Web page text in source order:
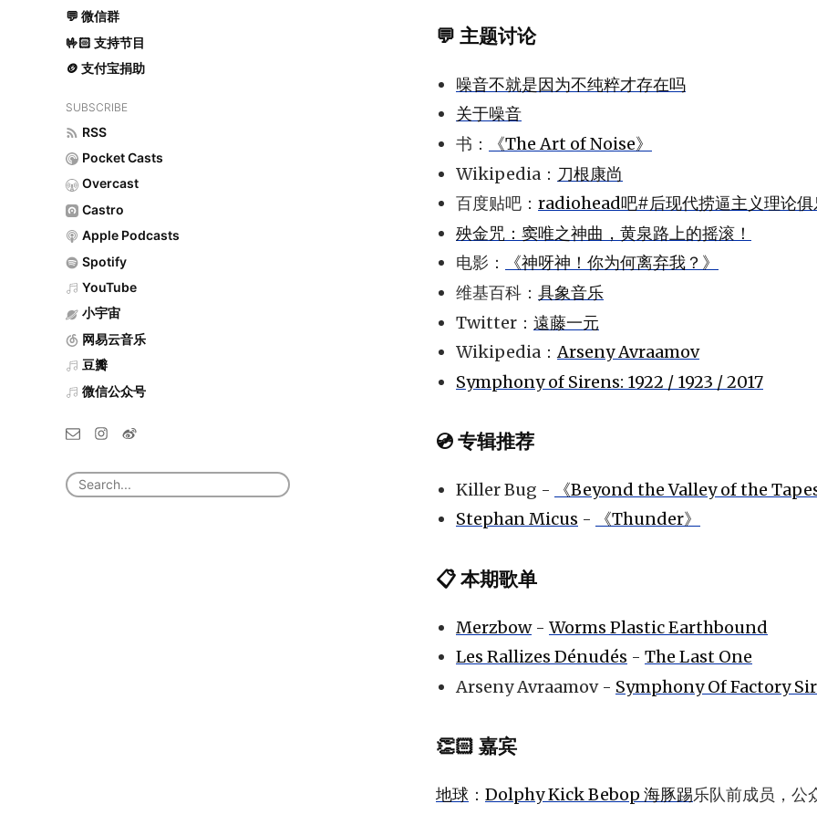
💬 微信群
🤟🏻 支持节目
🪙 支付宝捐助
SUBSCRIBE
RSS
Pocket Casts
Overcast
Castro
Apple Podcasts
Spotify
YouTube
小宇宙
网易云音乐
豆瓣
微信公众号
💬 主题讨论
噪音不就是因为不纯粹才存在吗
关于噪音
书：
《The Art of Noise》
Wikipedia： 刀根康尚
百度贴吧： radiohead吧#后现代捞逼主义理论俱
殃金咒：窦唯之神曲，黄泉路上的摇滚！
电影：
《神呀神！你为何离弃我？》
维基百科： 具象音乐
Twitter： 遠藤一元
Wikipedia：Arseny Avraamov
Symphony of Sirens: 1922 / 1923 / 2017
💿 专辑推荐
Killer Bug -
《Beyond the Valley of the Tapes
Stephan Micus - 《Thunder》
📋 本期歌单
Merzbow- Worms Plastic Earthbound
Les Rallizes Dénudés - The Last One
Arseny Avraamov - Symphony Of Factory
👏🏻 嘉宾
地球 ： Dolphy Kick Bebop 海豚踢乐队前成员，公